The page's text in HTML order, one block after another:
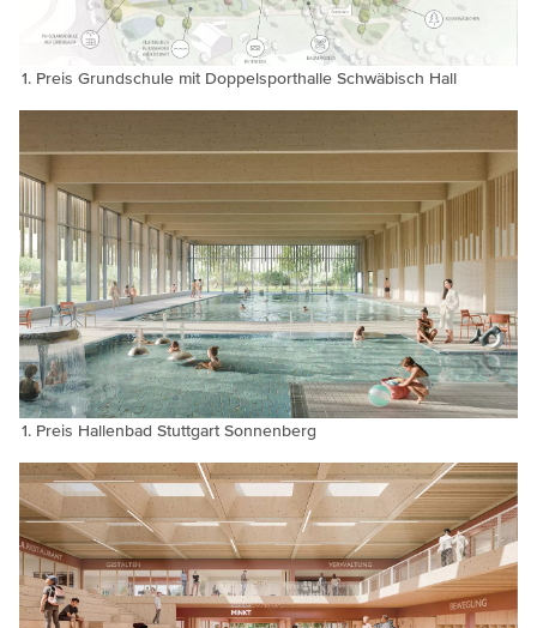
Preis Grundschule mit Doppelsporthalle Schwäbisch Hall
Preis Hallenbad Stuttgart Sonnenberg